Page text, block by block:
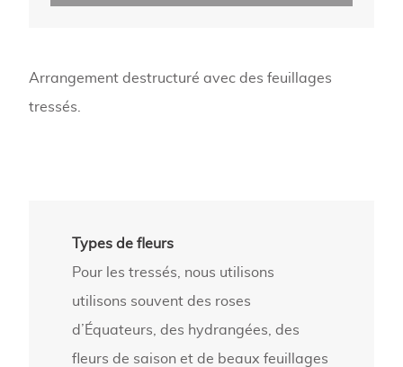
Arrangement destructuré avec des feuillages
tressés.
Types de fleurs
Pour les tressés, nous utilisons
utilisons souvent des roses
d’Équateurs, des hydrangées, des
fleurs de saison et de beaux feuillages